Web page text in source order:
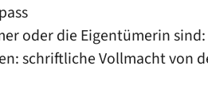
oder die Eigentümerin
schriftliche Vollmacht von